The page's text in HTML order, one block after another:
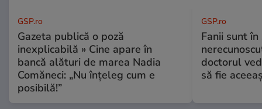
GSP.ro
Gazeta publică o poză
inexplicabilă » Cine apare în
bancă alături de marea Nadia
Comăneci: „Nu înțeleg cum e
posibilă!”
GSP.ro
Fanii sunt în
doctorul
să fie